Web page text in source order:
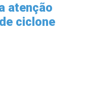
atenção
ciclone